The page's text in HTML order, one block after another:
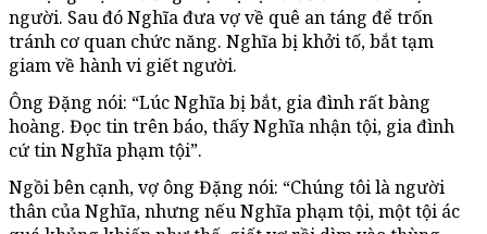
người. Sau đó Nghĩa đưa vợ về quê an táng để trốn
tránh cơ quan chức năng. Nghĩa bị khởi tố, bắt tạm
giam về hành vi giết người.
Ông Đặng nói: “Lúc Nghĩa bị bắt, gia đình rất bàng
hoàng. Đọc tin trên báo, thấy Nghĩa nhận tội, gia đình
cứ tin Nghĩa phạm tội”.
Ngồi bên cạnh, vợ ông Đặng nói: “Chúng tôi là người
thân của Nghĩa, nhưng nếu Nghĩa phạm tội, một tội ác